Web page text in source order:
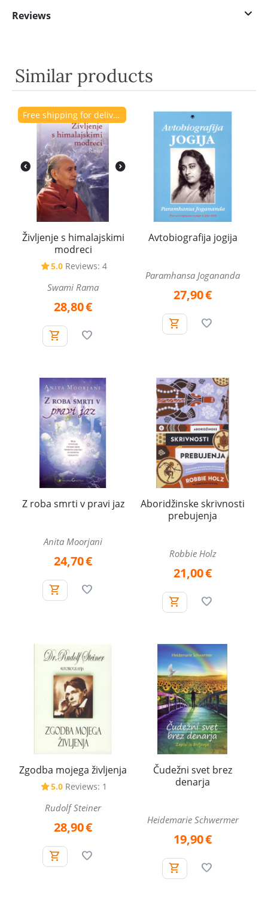
Reviews
Similar products
Free shipping for delivery to Slovenia.
Življenje s himalajskimi
modreci
5.0 Reviews: 4
Swami Rama
28,80€
Avtobiografija jogija
Paramhansa Jogananda
27,90€
Z roba smrti v pravi jaz
Anita Moorjani
24,70€
Aboridžinske skrivnosti
prebujenja
Robbie Holz
21,00€
Zgodba mojega življenja
5.0 Reviews: 1
Rudolf Steiner
28,90€
Čudežni svet brez
denarja
Heidemarie Schwermer
19,90€